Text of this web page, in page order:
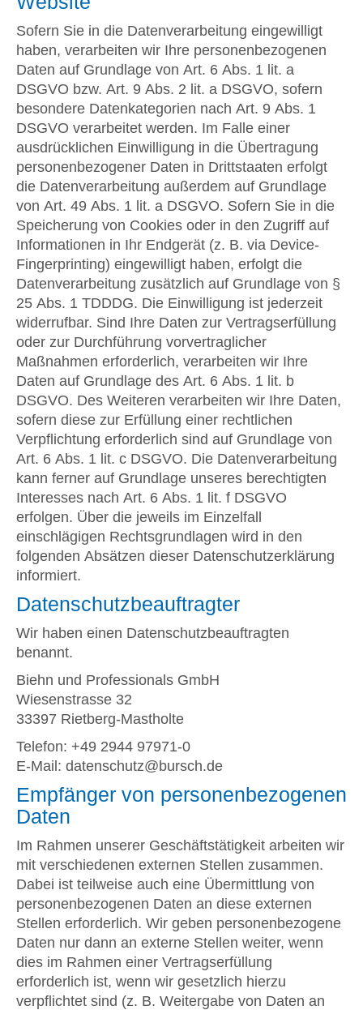
Sofern Sie in die Datenverarbeitung eingewilligt
haben, verarbeiten wir Ihre personenbezogenen
Daten auf Grundlage von Art. 6 Abs. 1 lit. a
DSGVO bzw. Art. 9 Abs. 2 lit. a DSGVO, sofern
besondere Datenkategorien nach Art. 9 Abs. 1
DSGVO verarbeitet werden. Im Falle einer
ausdrücklichen Einwilligung in die Übertragung
personenbezogener Daten in Drittstaaten erfolgt
die Datenverarbeitung außerdem auf Grundlage
von Art. 49 Abs. 1 lit. a DSGVO. Sofern Sie in die
Speicherung von Cookies oder in den Zugriff auf
Informationen in Ihr Endgerät (z. B. via Device-
Fingerprinting) eingewilligt haben, erfolgt die
Datenverarbeitung zusätzlich auf Grundlage von §
25 Abs. 1 TDDDG. Die Einwilligung ist jederzeit
widerrufbar. Sind Ihre Daten zur Vertragserfüllung
oder zur Durchführung vorvertraglicher
Maßnahmen erforderlich, verarbeiten wir Ihre
Daten auf Grundlage des Art. 6 Abs. 1 lit. b
DSGVO. Des Weiteren verarbeiten wir Ihre Daten,
sofern diese zur Erfüllung einer rechtlichen
Verpflichtung erforderlich sind auf Grundlage von
Art. 6 Abs. 1 lit. c DSGVO. Die Datenverarbeitung
kann ferner auf Grundlage unseres berechtigten
Interesses nach Art. 6 Abs. 1 lit. f DSGVO
erfolgen. Über die jeweils im Einzelfall
einschlägigen Rechtsgrundlagen wird in den
folgenden Absätzen dieser Datenschutzerklärung
informiert.
Datenschutz­beauftragter
Wir haben einen Datenschutzbeauftragten
benannt.
Biehn und Professionals GmbH
Wiesenstrasse 32
33397 Rietberg-Mastholte
Telefon: +49 2944 97971-0
E-Mail: datenschutz@bursch.de
Empfänger von personenbezogenen
Daten
Im Rahmen unserer Geschäftstätigkeit arbeiten wir
mit verschiedenen externen Stellen zusammen.
Dabei ist teilweise auch eine Übermittlung von
personenbezogenen Daten an diese externen
Stellen erforderlich. Wir geben personenbezogene
Daten nur dann an externe Stellen weiter, wenn
dies im Rahmen einer Vertragserfüllung
erforderlich ist, wenn wir gesetzlich hierzu
verpflichtet sind (z. B. Weitergabe von Daten an